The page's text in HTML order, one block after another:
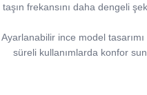
taşın frekansını daha dengeli
Ayarlanabilir ince model
süreli kullanımlarda konfor